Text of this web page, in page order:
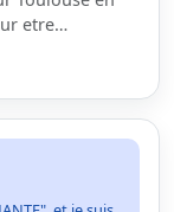
etre…